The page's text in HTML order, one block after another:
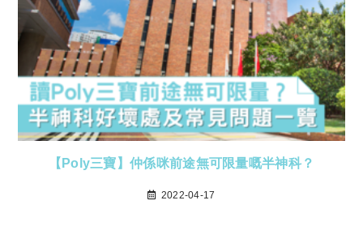
【Poly三寶】仲係咪前途無可限量嘅半神科？
2022-04-17